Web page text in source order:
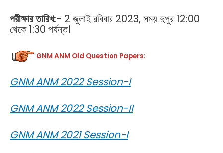
পরীক্ষার তারিখ:- 2 জুলাই রবিবার 2023, সময় দুপুর 12:00
থেকে 1:30 পর্যন্ত।
GNM ANM Old Question Papers:
GNM ANM 2022 Session-I
GNM ANM 2022 Session-II
GNM ANM 2021 Session-I